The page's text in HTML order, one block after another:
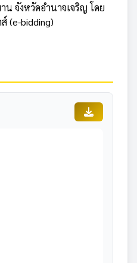
จังหวัดอำนาจเจริญ โดย
(e-bidding)